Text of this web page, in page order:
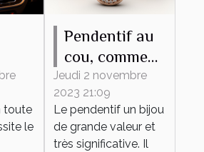
toute
le
Pendentif au
cou, comment
bien en
choisir ?
Jeudi 2 novembre
2023 21:09
Le pendentif un bijou
de grande valeur et
très significative. Il